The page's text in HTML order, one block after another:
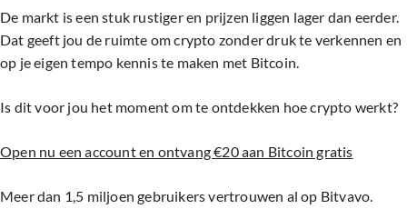
De markt is een stuk rustiger en prijzen liggen lager dan eerder.
Dat geeft jou de ruimte om crypto zonder druk te verkennen en
op je eigen tempo kennis te maken met Bitcoin.
Is dit voor jou het moment om te ontdekken hoe crypto werkt?
Open nu een account en ontvang €20 aan Bitcoin gratis
Meer dan 1,5 miljoen gebruikers vertrouwen al op Bitvavo.